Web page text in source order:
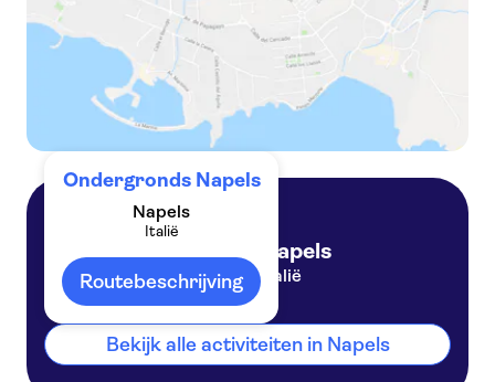
Ondergronds Napels
Napels
Italië
Routebeschrijving
Napels
Italië
Bekijk alle activiteiten in Napels